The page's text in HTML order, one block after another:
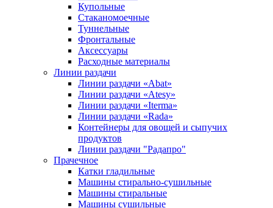
Купольные
Стаканомоечные
Туннельные
Фронтальные
Аксессуары
Расходные материалы
Линии раздачи
Линии раздачи «Abat»
Линии раздачи «Atesy»
Линии раздачи «Iterma»
Линии раздачи «Rada»
Контейнеры для овощей и сыпучих
продуктов
Линии раздачи "Радапро"
Прачечное
Катки гладильные
Машины стирально-сушильные
Машины стиральные
Машины сушильные